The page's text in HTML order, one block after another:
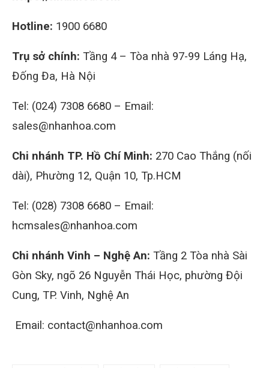
Hotline: 1900 6680
Trụ sở chính: Tầng 4 – Tòa nhà 97-99 Láng Hạ,
Đống Đa, Hà Nội
Tel: (024) 7308 6680 – Email:
sales@nhanhoa.com
Chi nhánh TP. Hồ Chí Minh: 270 Cao Thắng (nối
dài), Phường 12, Quận 10, Tp.HCM
Tel: (028) 7308 6680 – Email:
hcmsales@nhanhoa.com
Chi nhánh Vinh – Nghệ An: Tầng 2 Tòa nhà Sài
Gòn Sky, ngõ 26 Nguyễn Thái Học, phường Đội
Cung, TP. Vinh, Nghệ An
Email: contact@nhanhoa.com